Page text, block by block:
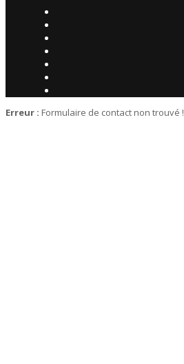
Erreur : Formulaire de contact non trouvé !